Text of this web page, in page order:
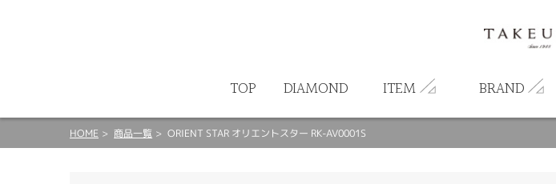
TOP DIAMOND ITEM BRAND
HOME 商品一覧 ORIENT STAR オリエントスター RK-AV0001S